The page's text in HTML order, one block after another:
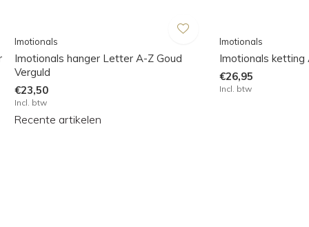
Imotionals
Imotionals hanger Letter A-Z Goud
Verguld
€23,50
Incl. btw
Imotionals
Imotionals ketting
€26,95
Incl. btw
Recente artikelen